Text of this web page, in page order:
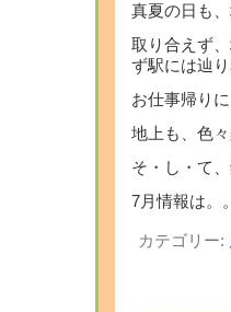
真夏の日も
取り合えず
ず駅には辿
お仕事帰り
地上も、色
そ・し・て
7月情報は。
カテゴリー: